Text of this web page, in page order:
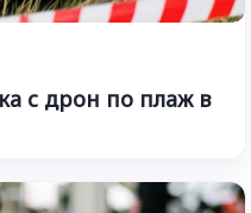
с дрон по плаж в